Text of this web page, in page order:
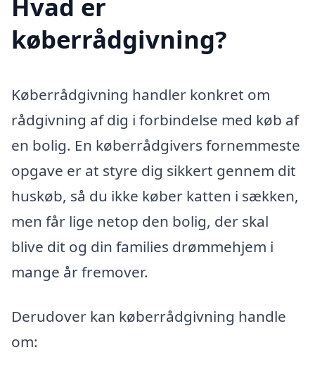
køberrådgivning?
Køberrådgivning handler konkret om
rådgivning af dig i forbindelse med køb af
en bolig. En køberrådgivers fornemmeste
opgave er at styre dig sikkert gennem dit
huskøb, så du ikke køber katten i sækken,
men får lige netop den bolig, der skal
blive dit og din families drømmehjem i
mange år fremover.
Derudover kan køberrådgivning handle
om: